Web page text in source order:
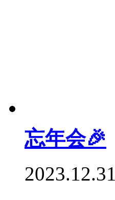
忘年会🎉
2023.12.31